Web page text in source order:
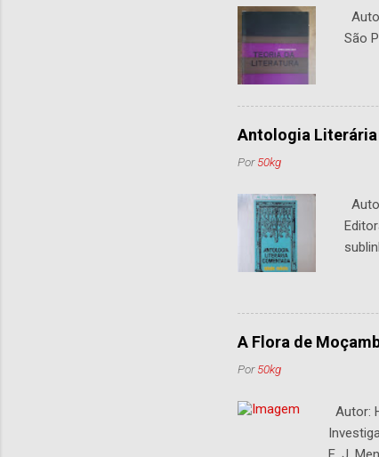
São
Antologia
Por50kg
A Flora de
Por50kg
Autor: